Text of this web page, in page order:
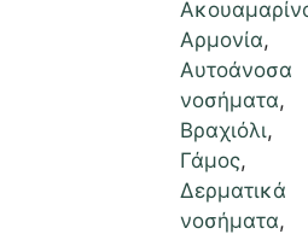
Αρμονία,
Αυτοάνοσα
νοσήματα,
Βραχιόλι,
Γάμος,
Δερματικά
νοσήματα,